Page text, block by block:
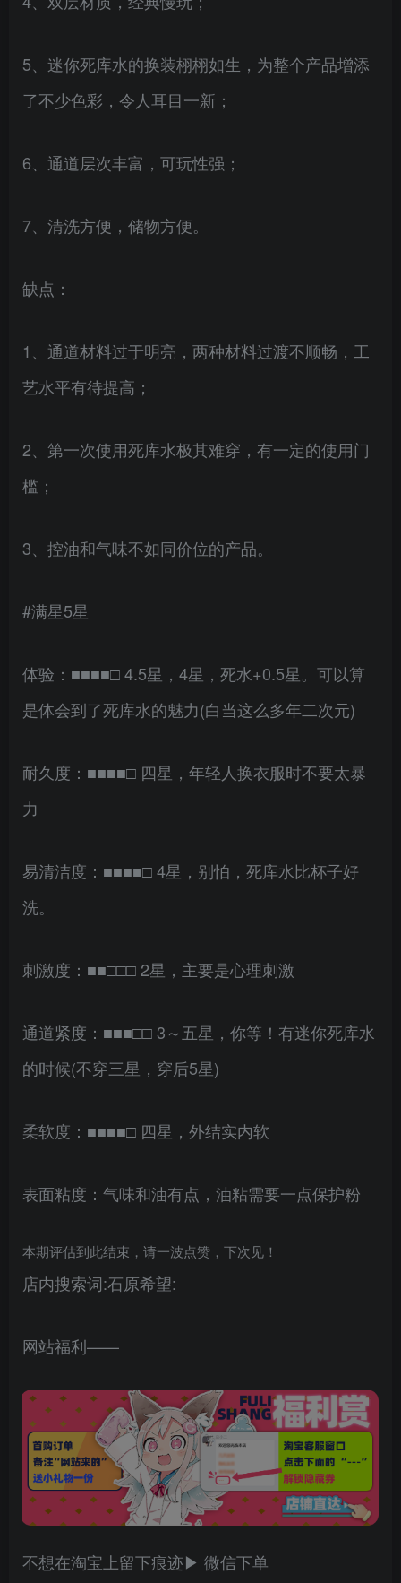
5、迷你死库水的换装栩栩如生，为整个产品增添
了不少色彩，令人耳目一新；
6、通道层次丰富，可玩性强；
7、清洗方便，储物方便。
缺点：
1、通道材料过于明亮，两种材料过渡不顺畅，工
艺水平有待提高；
2、第一次使用死库水极其难穿，有一定的使用门
槛；
3、控油和气味不如同价位的产品。
#满星5星
体验：■■■■□ 4.5星，4星，死水+0.5星。可以算
是体会到了死库水的魅力(白当这么多年二次元)
耐久度：■■■■□ 四星，年轻人换衣服时不要太暴
力
易清洁度：■■■■□ 4星，别怕，死库水比杯子好
洗。
刺激度：■■□□□ 2星，主要是心理刺激
通道紧度：■■■□□ 3～五星，你等！有迷你死库水
的时候(不穿三星，穿后5星)
柔软度：■■■■□ 四星，外结实内软
表面粘度：气味和油有点，油粘需要一点保护粉
本期评估到此结束，请一波点赞，下次见！
店内搜索词:石原希望:
网站福利——
不想在淘宝上留下痕迹▶ 微信下单